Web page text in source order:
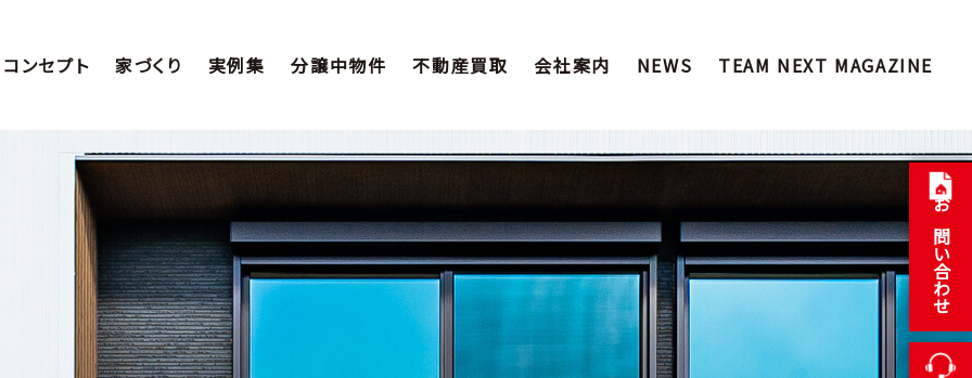
コンセプト 家づくり 実例集 分譲中物件 不動産買取 会社案内 NEWS TEAM NEXT MAGAZINE
お問い合わせ